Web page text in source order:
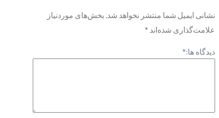
نشانی ایمیل شما منتشر نخواهد شد. بخش‌های موردنیاز
علامت‌گذاری شده‌اند *
دیدگاه ها:*